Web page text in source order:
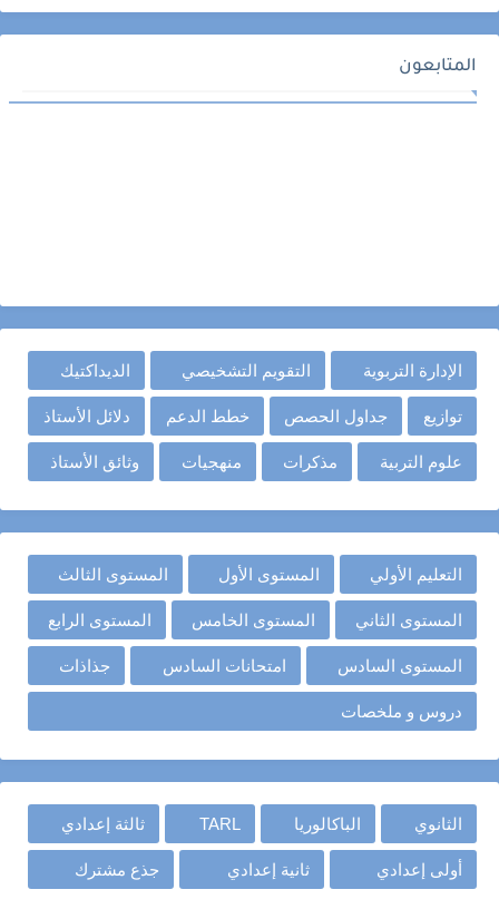
المتابعون
الإدارة التربوية التقويم التشخيصي الديداكتيك
توازيع جداول الحصص خطط الدعم دلائل الأستاذ
علوم التربية مذكرات منهجيات وثائق الأستاذ
التعليم الأولي المستوى الأول المستوى الثالث
المستوى الثاني المستوى الخامس المستوى الرابع
المستوى السادس امتحانات السادس جذاذات
دروس و ملخصات
الثانوي الباكالوريا TARL ثالثة إعدادي
أولى إعدادي ثانية إعدادي جذع مشترك